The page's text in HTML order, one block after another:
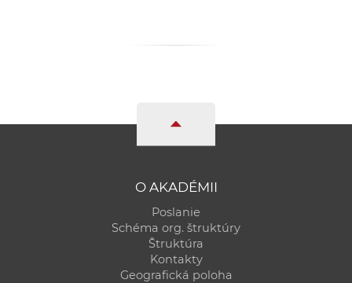
O AKADÉMII
Poslanie
Schéma org. štruktúry
Štruktúra
Kontakty
Geografická poloha